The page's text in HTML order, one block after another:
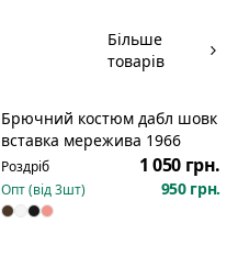
Більше
товарів
Брючний костюм дабл шовк
вставка мережива 1966
Роздріб 1 050 грн.
Опт (від3шт) 950 грн.